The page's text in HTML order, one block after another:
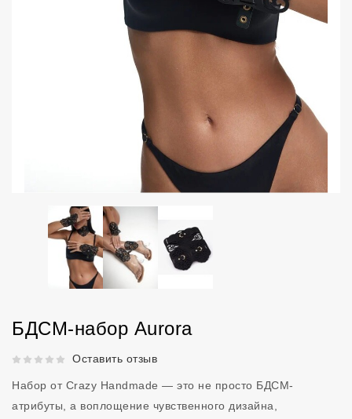
БДСМ-набор Aurora
Рейтинг 5 из 5.Оставить отзыв
Набор от Crazy Handmade — это не просто БДСМ-
атрибуты, а воплощение чувственного дизайна,